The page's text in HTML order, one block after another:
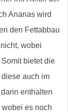
Ananas wird
den Fettabbau
wobei
bietet die
auch im
enthalten
es noch